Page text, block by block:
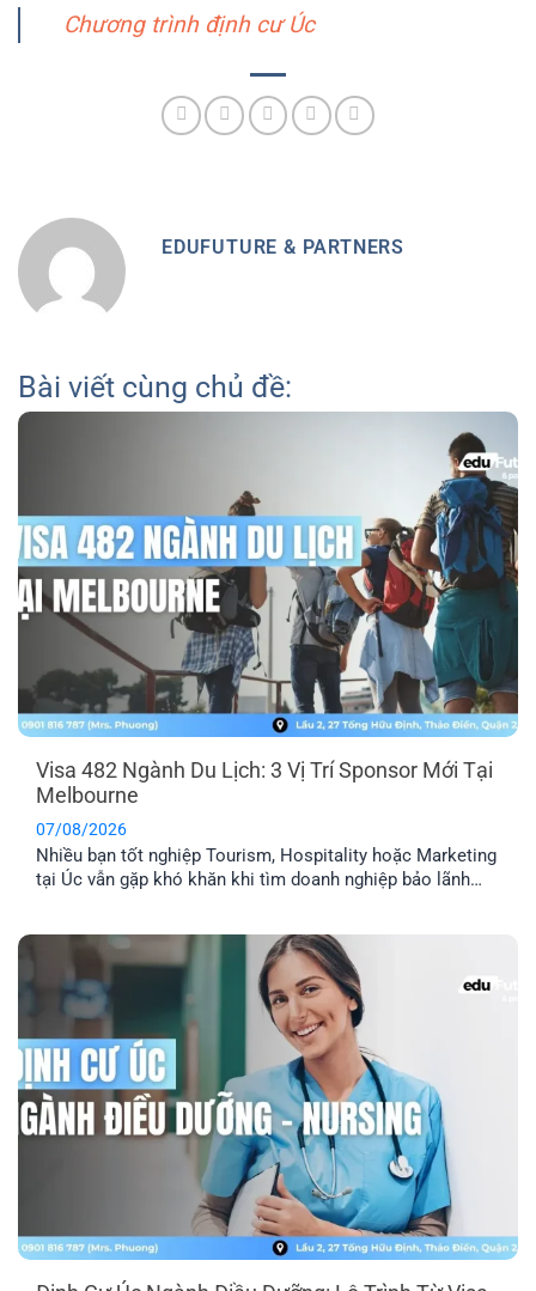
Chương trình định cư Úc
EDUFUTURE & PARTNERS
Bài viết cùng chủ đề:
Visa 482 Ngành Du Lịch: 3 Vị Trí Sponsor Mới Tại
Melbourne
07/08/2026
Nhiều bạn tốt nghiệp Tourism, Hospitality hoặc Marketing
tại Úc vẫn gặp khó khăn khi tìm doanh nghiệp bảo lãnh
Travel Consultant và Content Creator, với lộ trình doanh
nghiệp cam kết [...]